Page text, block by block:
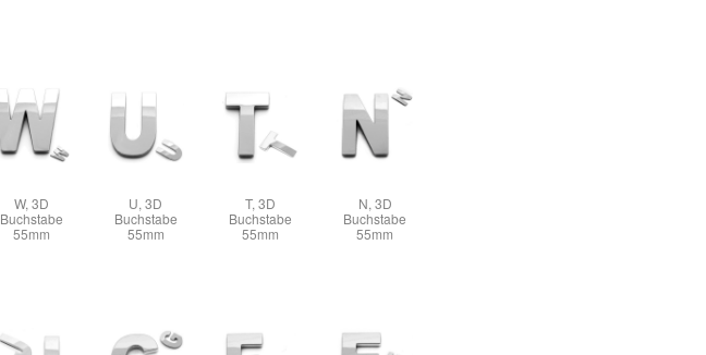
W, 3D
Buchstabe
55mm
U, 3D
Buchstabe
55mm
T, 3D
Buchstabe
55mm
N, 3D
Buchstabe
55mm